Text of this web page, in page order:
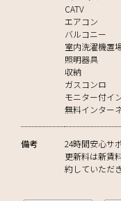
CATV
エアコン
バルコニー
室内洗濯機置
照明器具
収納
ガスコンロ
モニター付イ
無料インター
備考
24時間安心サ
更新料は新賃
約していただ